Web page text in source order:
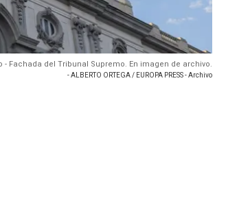
- Fachada del Tribunal Supremo. En imagen de archivo.
- ALBERTO ORTEGA / EUROPA PRESS - Archivo